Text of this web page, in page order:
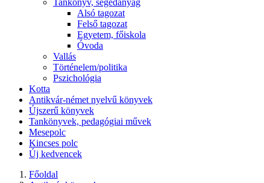
Tankönyv, segédanyag
Alsó tagozat
Felső tagozat
Egyetem, főiskola
Óvoda
Vallás
Történelem/politika
Pszichológia
Kotta
Antikvár-német nyelvű könyvek
Újszerű könyvek
Tankönyvek, pedagógiai művek
Mesepolc
Kincses polc
Új kedvencek
Főoldal